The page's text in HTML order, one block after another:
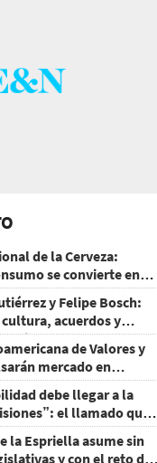
de la Cerveza:
se convierte en
y Felipe Bosch:
acuerdos y
miedo
de Valores y
mercado en
debe llegar a la
el llamado que
la Espriella asume sin
y con el reto de